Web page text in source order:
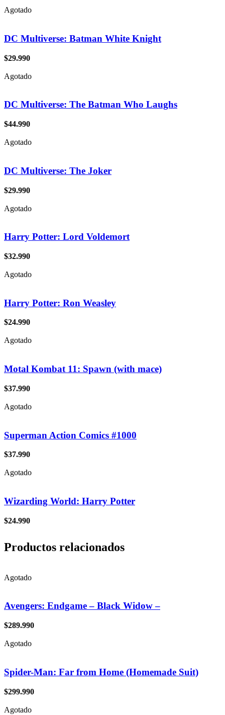
Agotado
DC Multiverse: Batman White Knight
$29.990
Agotado
DC Multiverse: The Batman Who Laughs
$44.990
Agotado
DC Multiverse: The Joker
$29.990
Agotado
Harry Potter: Lord Voldemort
$32.990
Agotado
Harry Potter: Ron Weasley
$24.990
Agotado
Motal Kombat 11: Spawn (with mace)
$37.990
Agotado
Superman Action Comics #1000
$37.990
Agotado
Wizarding World: Harry Potter
$24.990
Productos relacionados
Agotado
Avengers: Endgame – Black Widow –
$289.990
Agotado
Spider-Man: Far from Home (Homemade Suit)
$299.990
Agotado